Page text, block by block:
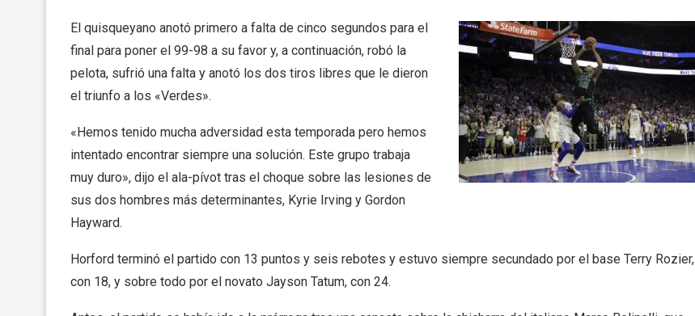
El quisqueyano anotó primero a falta de cinco segundos para el
final para poner el 99-98 a su favor y, a continuación, robó la
pelota, sufrió una falta y anotó los dos tiros libres que le dieron
el triunfo a los «Verdes».
«Hemos tenido mucha adversidad esta temporada pero hemos
intentado encontrar siempre una solución. Este grupo trabaja
muy duro», dijo el ala-pívot tras el choque sobre las lesiones de
sus dos hombres más determinantes, Kyrie Irving y Gordon
Hayward.
Horford terminó el partido con 13 puntos y seis rebotes y estuvo siempre secundado por el base Terry Rozier,
con 18, y sobre todo por el novato Jayson Tatum, con 24.